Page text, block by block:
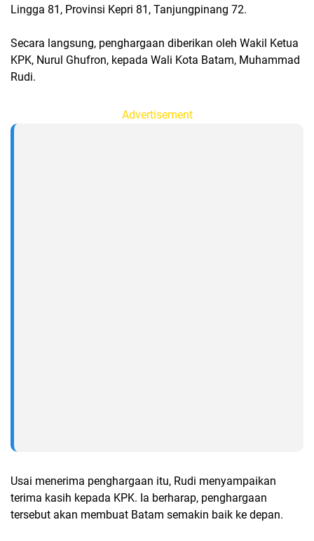
Lingga 81, Provinsi Kepri 81, Tanjungpinang 72.
Secara langsung, penghargaan diberikan oleh Wakil Ketua
KPK, Nurul Ghufron, kepada Wali Kota Batam, Muhammad
Rudi.
Advertisement
Usai menerima penghargaan itu, Rudi menyampaikan
terima kasih kepada KPK. Ia berharap, penghargaan
tersebut akan membuat Batam semakin baik ke depan.